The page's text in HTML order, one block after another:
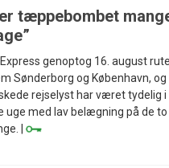
tæppebombet
genoptog 16. august
Sønderborg og København, og
rejselyst har været tydelig i
uge med lav belægning på de to
|